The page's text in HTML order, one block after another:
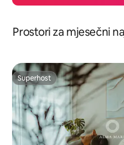
Prostori za mjesečni
Superhost
Superhost